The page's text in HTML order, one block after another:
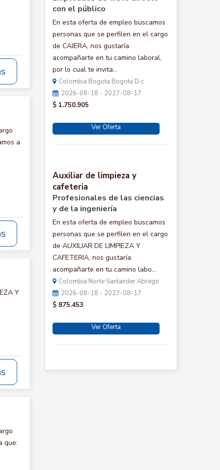
a
Y
que:
con el público
En esta oferta de empleo buscamos
personas que se perfilen en el cargo
de CAJERA, nos gustaría
acompañarte en tu camino laboral,
por lo cual te invita...
Colombia Bogota Bogota D.c.
2026-08-18 - 2027-08-17
$ 1.750.905
Ver Oferta
Auxiliar de limpieza y
cafeteria
Profesionales de las ciencias
y de la ingeniería
En esta oferta de empleo buscamos
personas que se perfilen en el cargo
de AUXILIAR DE LIMPIEZA Y
CAFETERIA, nos gustaría
acompañarte en tu camino labo...
Colombia Norte Santander Abrego
2026-08-18 - 2027-08-17
$ 875.453
Ver Oferta